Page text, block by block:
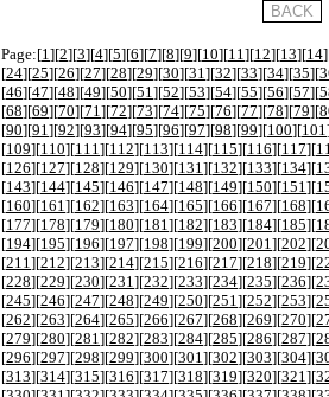
Page:[1 ][2][3][4][5][6][7][8][9][10][11 ][12][13][14
[24][25][26][27][28][29][30][31 ][32][33][34][35][
[46][47][48][49][50][51 ][52][53][54][55][56][57][
[68][69][70][71 ][72][73][74][75][76][77][78][79][
[90][91 ][92][93][94][95][96][97][98][99][100][101
[109][110][111 ][112][113][114][115][116][117][
[126][127][128][129][130][131 ][132][133][134][
[143][144][145][146][147][148][149][150][151 ][
[160][161 ][162][163][164][165][166][167][168][
[177][178][179][180][181 ][182][183][184][185][
[194][195][196][197][198][199][200][201 ][202][
[211 ][212][213][214][215][216][217][218][219][
[228][229][230][231 ][232][233][234][235][236][
[245][246][247][248][249][250][251 ][252][253][
[262][263][264][265][266][267][268][269][270][
[279][280][281 ][282][283][284][285][286][287][
[296][297][298][299][300][301 ][302][303][304][
[313][314][315][316][317][318][319][320][321 ][